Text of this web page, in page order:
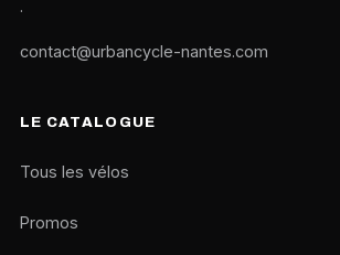
·
contact@urbancycle-nantes.com
LE CATALOGUE
Tous les vélos
Promos